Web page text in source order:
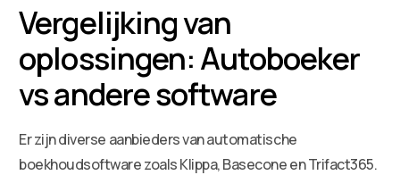
Vergelijking van
oplossingen: Autoboeker
vs andere software
Er zijn diverse aanbieders van automatische
boekhoudsoftware zoals Klippa, Basecone en Trifact365.